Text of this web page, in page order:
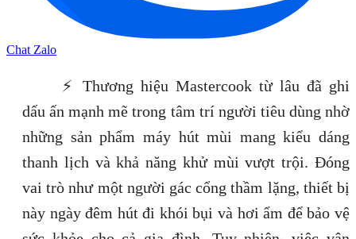
Chat Zalo
⚡ Thương hiệu Mastercook từ lâu đã ghi
dấu ấn mạnh mẽ trong tâm trí người tiêu dùng nhờ
những sản phẩm máy hút mùi mang kiểu dáng
thanh lịch và khả năng khử mùi vượt trội. Đóng
vai trò như một người gác cổng thầm lặng, thiết bị
này ngày đêm hút đi khói bụi và hơi ẩm để bảo vệ